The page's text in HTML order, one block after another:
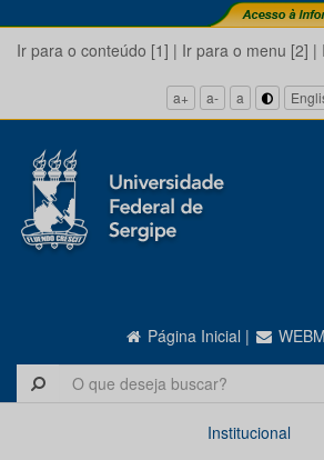
Ir para o conteúdo [1] | Ir para o menu [2] |
a+ a- a
Página Inicial |
Institucional